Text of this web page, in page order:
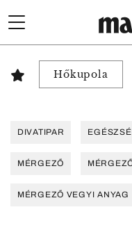
Hőkupola
DIVATIPAR
MÉRGEZŐ
MÉRGEZŐ VEGYI ANYAG